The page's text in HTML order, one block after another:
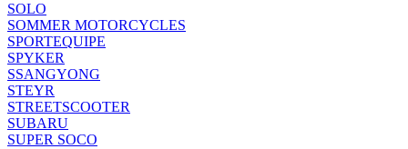
SOLO
SOMMER MOTORCYCLES
SPORTEQUIPE
SPYKER
SSANGYONG
STEYR
STREETSCOOTER
SUBARU
SUPER SOCO